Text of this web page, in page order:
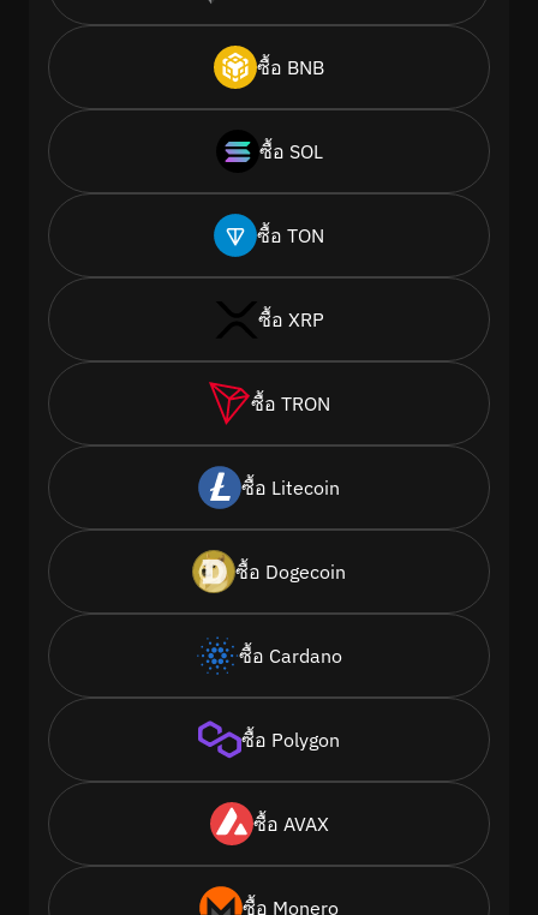
ซื้อ BNB
ซื้อ SOL
ซื้อ TON
ซื้อ XRP
ซื้อ TRON
ซื้อ Litecoin
ซื้อ Dogecoin
ซื้อ Cardano
ซื้อ Polygon
ซื้อ AVAX
ซื้อ Monero